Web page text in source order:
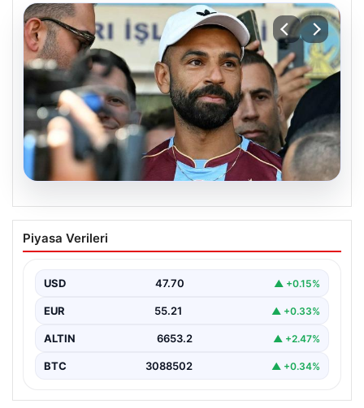
06.08.2026
Salah’ın Trabzonspor tercihi sonrası
olay sözler! “Onu orada görünce…”
Piyasa Verileri
USD 47.70 ▲ +0.15%
EUR 55.21 ▲ +0.33%
ALTIN 6653.2 ▲ +2.47%
BTC 3088502 ▲ +0.34%